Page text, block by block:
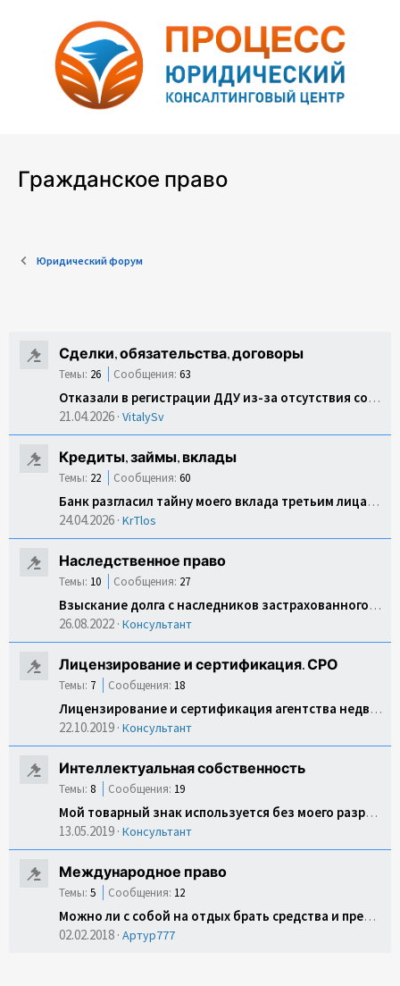
Гражданское право
Юридический форум
Сделки, обязательства, договоры
Темы: 26 Сообщения:63
Отказали в регистрации ДДУ из-за отсутствия согласия супруга застройщика
21.04.2026 VitalySv
Кредиты, займы, вклады
Темы: 22 Сообщения:60
Банк разгласил тайну моего вклада третьим лицам. Как взыскать компенсацию?
24.04.2026 KrTlos
Наследственное право
Темы: 10 Сообщения: 27
Взыскание долга с наследников застрахованного наследодателя
26.08.2022 Консультант
Лицензирование и сертификация. СРО
Темы: 7 Сообщения: 18
Лицензирование и сертификация агентства недвижимости
22.10.2019 Консультант
Интеллектуальная собственность
Темы: 8 Сообщения: 19
Мой товарный знак используется без моего разрешения
13.05.2019 Консультант
Международное право
Темы: 5 Сообщения: 12
Можно ли с собой на отдых брать средства и предметы для самообороны?
02.02.2018 Артур777